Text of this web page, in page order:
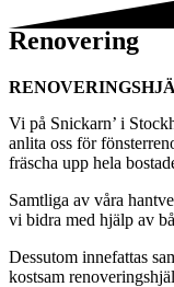
Renovering
Vi på Snickarn’ i
anlita oss för
fräscha upp hela
Samtliga av våra
vi bidra med hjälp av
Dessutom innefattas
kostsam